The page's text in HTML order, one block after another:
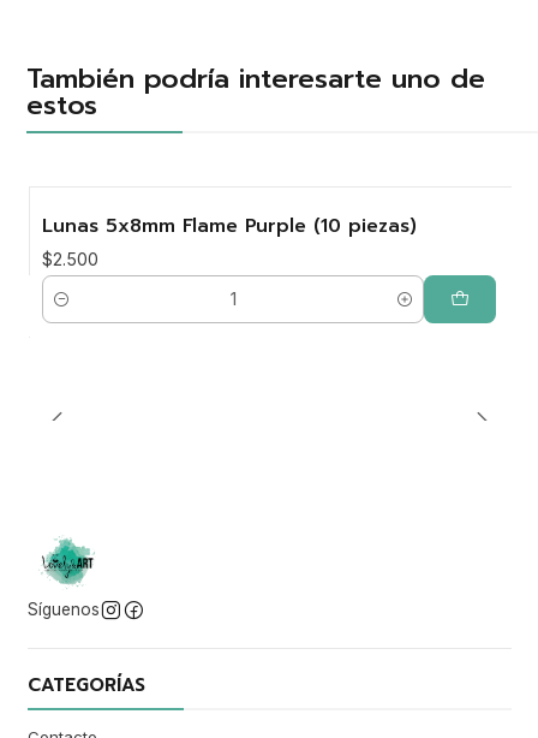
También podría interesarte uno de
estos
Lunas 5x8mm Flame Purple (10 piezas)
$2.500
Cantidad
Síguenos
CATEGORÍAS